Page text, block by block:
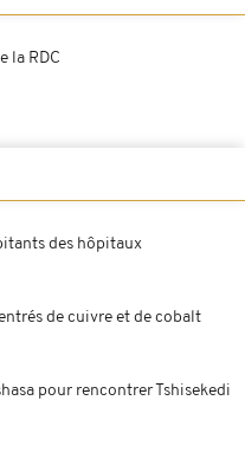
la RDC
des hôpitaux
de cuivre et de cobalt
pour rencontrer Tshisekedi